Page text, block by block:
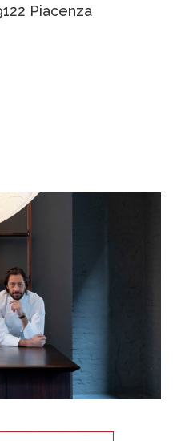
Piacenza